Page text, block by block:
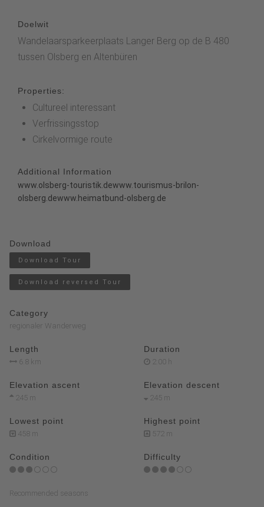
Doelwit
Wandelaarsparkeerplaats Langer Berg op de B 480
tussen Olsberg en Altenbüren
Properties:
Cultureel interessant
Verfrissingsstop
Cirkelvormige route
Additional Information
www.olsberg-touristik.dewww.tourismus-brilon-
olsberg.dewww.heimatbund-olsberg.de
Download
Download Tour
Download reversed Tour
Category
regionaler Wanderweg
Length
6.8 km
Duration
2:00 h
Elevation ascent
245 m
Elevation descent
245 m
Lowest point
458 m
Highest point
572 m
Condition Difficulty
Recommended seasons